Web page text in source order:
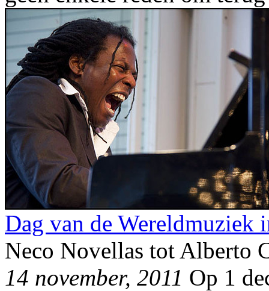
Dag van de Wereldmuziek
Neco Novellas tot Alberto
14 november, 2011 Op 1